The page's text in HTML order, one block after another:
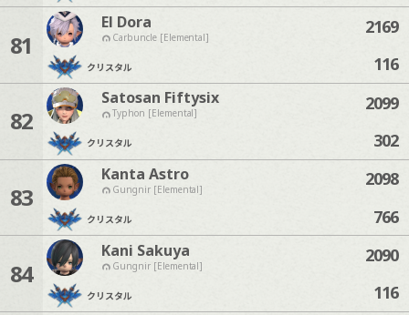
81
El Dora
Carbuncle [Elemental]
クリスタル
2169
116
82
Satosan Fiftysix
Typhon [Elemental]
クリスタル
2099
302
83
Kanta Astro
Gungnir [Elemental]
クリスタル
2098
766
84
Kani Sakuya
Gungnir [Elemental]
クリスタル
2090
116